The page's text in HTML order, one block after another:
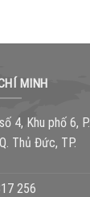
MINH
4, Khu phố 6, P.
Thủ Đức, TP.
256